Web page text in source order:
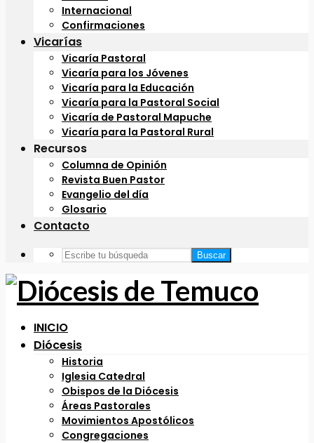
Internacional
Confirmaciones
Vicarías
Vicaría Pastoral
Vicaría para los Jóvenes
Vicaría para la Educación
Vicaría para la Pastoral Social
Vicaría de Pastoral Mapuche
Vicaría para la Pastoral Rural
Recursos
Columna de Opinión
Revista Buen Pastor
Evangelio del día
Glosario
Contacto
Buscar
INICIO
Diócesis
Historia
Iglesia Catedral
Obispos de la Diócesis
Áreas Pastorales
Movimientos Apostólicos
Congregaciones